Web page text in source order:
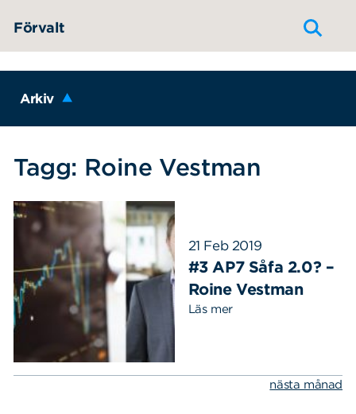
Förvalt
Arkiv
Tagg: Roine Vestman
21 Feb 2019
#3 AP7 Såfa 2.0? –
Roine Vestman
Läs mer
nästa månad